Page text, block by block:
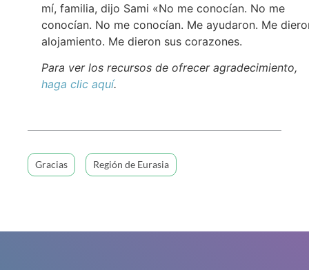
mí, familia, dijo Sami «No me conocían. No me
conocían. No me conocían. Me ayudaron. Me
alojamiento. Me dieron sus corazones.
Para ver los recursos de ofrecer agradecimiento,
haga clic aquí.
Gracias Región de Eurasia